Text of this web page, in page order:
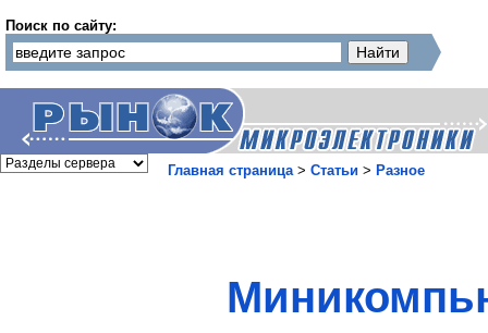
Поиск по сайту:
Главная страница> Статьи > Разное